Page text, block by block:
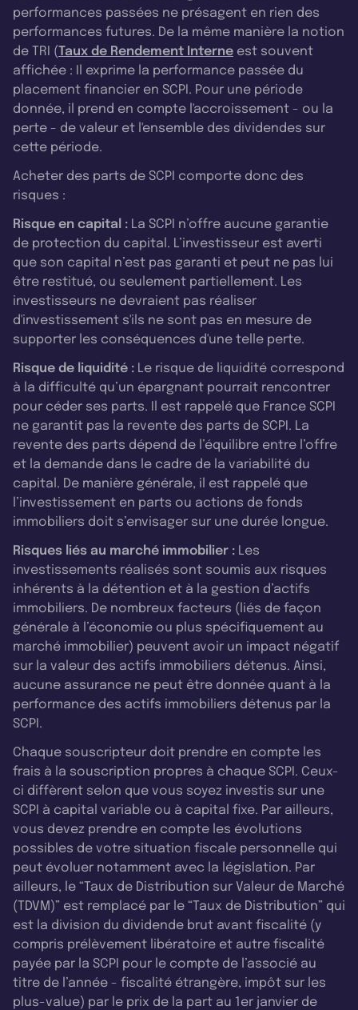
performances passées ne présagent en rien des
performances futures. De la même manière la notion
de TRI (Taux de Rendement Interne est souvent
affichée : Il exprime la performance passée du
placement financier en SCPI. Pour une période
donnée, il prend en compte l'accroissement - ou la
perte - de valeur et l'ensemble des dividendes sur
cette période.
Acheter des parts de SCPI comporte donc des
risques :
Risque en capital : La SCPI n’offre aucune garantie
de protection du capital. L’investisseur est averti
que son capital n’est pas garanti et peut ne pas lui
être restitué, ou seulement partiellement. Les
investisseurs ne devraient pas réaliser
d'investissement s'ils ne sont pas en mesure de
supporter les conséquences d'une telle perte.
Risque de liquidité : Le risque de liquidité correspond
à la difficulté qu’un épargnant pourrait rencontrer
pour céder ses parts. Il est rappelé que France SCPI
ne garantit pas la revente des parts de SCPI. La
revente des parts dépend de l’équilibre entre l’offre
et la demande dans le cadre de la variabilité du
capital. De manière générale, il est rappelé que
l’investissement en parts ou actions de fonds
immobiliers doit s’envisager sur une durée longue.
Risques liés au marché immobilier : Les
investissements réalisés sont soumis aux risques
inhérents à la détention et à la gestion d’actifs
immobiliers. De nombreux facteurs (liés de façon
générale à l’économie ou plus spécifiquement au
marché immobilier) peuvent avoir un impact négatif
sur la valeur des actifs immobiliers détenus. Ainsi,
aucune assurance ne peut être donnée quant à la
performance des actifs immobiliers détenus par la
SCPI.
Chaque souscripteur doit prendre en compte les
frais à la souscription propres à chaque SCPI. Ceux-
ci diffèrent selon que vous soyez investis sur une
SCPI à capital variable ou à capital fixe. Par ailleurs,
vous devez prendre en compte les évolutions
possibles de votre situation fiscale personnelle qui
peut évoluer notamment avec la législation. Par
ailleurs, le “Taux de Distribution sur Valeur de Marché
(TDVM)” est remplacé par le “Taux de Distribution” qui
est la division du dividende brut avant fiscalité (y
compris prélèvement libératoire et autre fiscalité
payée par la SCPI pour le compte de l’associé au
titre de l’année - fiscalité étrangère, impôt sur les
plus-value) par le prix de la part au 1er janvier de